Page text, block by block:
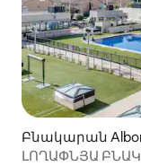
Բնակարան
ԼՈՂԱՓՆՅԱ